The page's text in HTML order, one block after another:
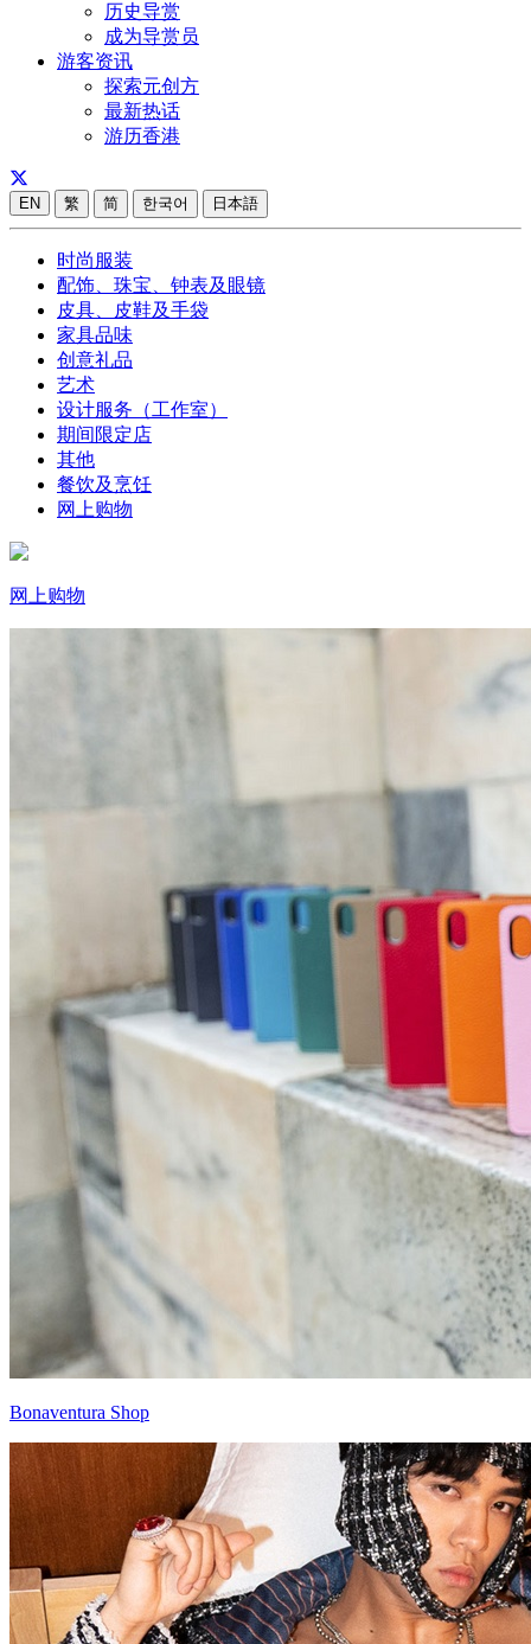
历史导赏
成为导赏员
游客资讯
探索元创方
最新热话
游历香港
EN 繁 简 한국어 日本語
时尚服装
配饰、珠宝、钟表及眼镜
皮具、皮鞋及手袋
家具品味
创意礼品
艺术
设计服务（工作室）
期间限定店
其他
餐饮及烹饪
网上购物
网上购物
Bonaventura Shop